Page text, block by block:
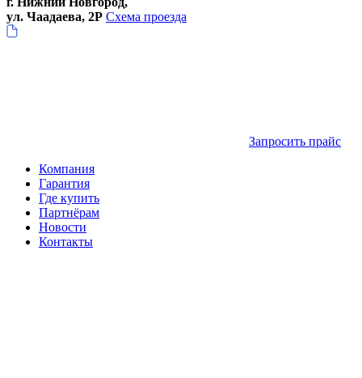
ул. Чаадаева, 2Р Схема проезда
Запросить прайс
Компания
Гарантия
Где купить
Партнёрам
Новости
Контакты